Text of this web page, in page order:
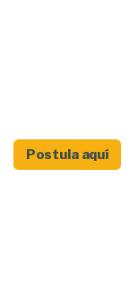
Postula aquí